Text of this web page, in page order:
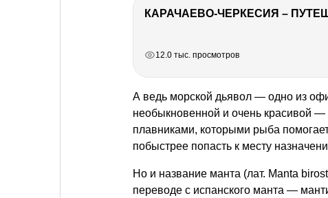
КАРАЧАЕВО-ЧЕРКЕСИЯ –
12.0 тыс. просмотров
А ведь морской дьявол — одно из
необыкновенной и очень красивой —
плавниками, которыми рыба
побыстрее попасть к месту
Но и название манта (лат. Manta
переводе с испанского манта —